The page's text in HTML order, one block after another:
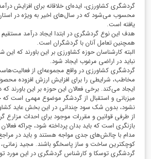
گردشگری کشاورزی، ایده‌ای خلاقانه برای افزایش
محسوب می‌شود که در سال‌های اخیر به ویژه در
یافته است.
هدف این نوع گردشگری در ابتدا ایجاد درآمد مستقیم
همچنین تعامل آنان با گردشگران است.
البته کارشناسان حوزه کشاورزی بر این باورند که
نباید در اراضی مرغوب ایجاد شود.
گردشگری کشاورزی در واقع مجموعه‌ای از
مخاطب، شرایطی را برای افزایش ارزش افزوده
ایجاد می‌کند. برخی فعالان این حوزه بر این باورند
میزبانی و استقبال از گردشگر موضوع مهمی است که
نشود، بدون شک سود چندانی در این بخش عاید
از طرفی قوانین و مقررات موجود برای احداث مزارع
بازنگری است که باید بدان پرداخته شود، چراکه
مدام با چالش‌های جدی مواجه هستند و باید در
کوچکترین ساخت و ساز پاسخگو باشند. مجید زمانی،
گردشگری توسکا و کارشناس گردشگری در این مورد